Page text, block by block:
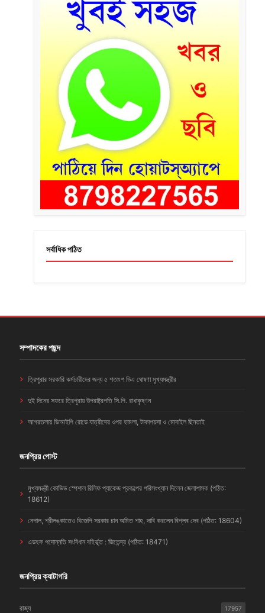
সর্বাধিক পঠিত
সম্পাদকের পছন্দ
ত্রিপুরার সরকারি কর্মচারীদের জন্য ৫ শতাংশ ডিএ ঘোষণা মুখ্যমন্ত্রীর
দুই দিনের সফরে ত্রিপুরায় উপরাষ্ট্রপতি সি.পি. রাধাকৃষ্ণন
আগরতলায় ভিআইপি রোডে যাত্রীদের ওপর হামলা, টাকাপয়সা ও মোবাইল ছিনতাই
জনপ্রিয় পোস্ট
মুখ্যমন্ত্রী কোভিড স্পেশাল রিলিফ প্যাকেজ প্রকল্পের পরিসংখ্যান দিলেন জেলাশাসক (পঠিত:
18612)
নেপাল, শ্রীলঙ্কাতেও বিজেপি সরকার চান অমিত শাহ, দাবি করলেন বিপ্লব দেব (পঠিত: 18604)
এডহক পদোন্নতি সংবিধান বহির্ভূত : জিতেন্দ্র (পঠিত: 18471)
জনপ্রিয় ক্যাটাগরি
রাজ্য 17957